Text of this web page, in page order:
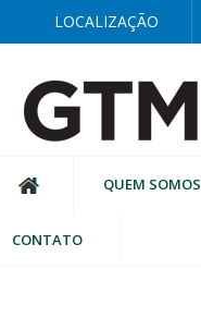
LOCALIZAÇÃO
QUEM SOMOS
CONTATO